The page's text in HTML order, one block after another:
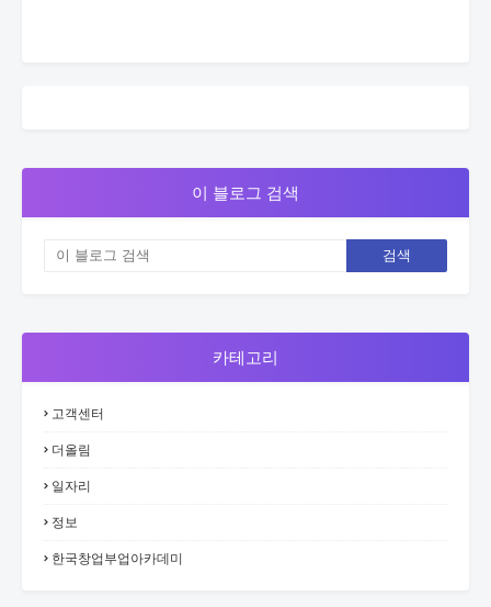
이 블로그 검색
카테고리
고객센터
더올림
일자리
정보
한국창업부업아카데미